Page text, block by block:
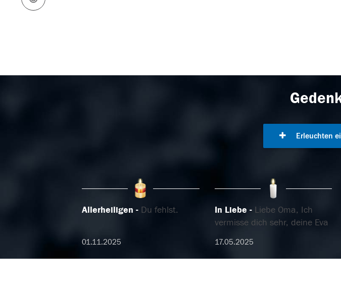
Erleuchten
Allerheiligen Du fehlst.
01.11.2025
In Liebe
Liebe Oma, Ich
vermisse dich sehr, deine Eva
17.05.2025